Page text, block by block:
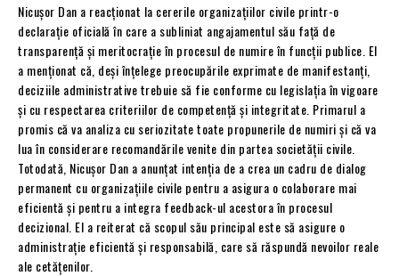
Nicușor Dan a reacționat la cererile organizațiilor civile printr-o
declarație oficială în care a subliniat angajamentul său față de
transparență și meritocrație în procesul de numire în funcții publice. El
a menționat că, deși înțelege preocupările exprimate de manifestanți,
deciziile administrative trebuie să fie conforme cu legislația în vigoare
și cu respectarea criteriilor de competență și integritate. Primarul a
promis că va analiza cu seriozitate toate propunerile de numiri și că va
lua în considerare recomandările venite din partea societății civile.
Totodată, Nicușor Dan a anunțat intenția de a crea un cadru de dialog
permanent cu organizațiile civile pentru a asigura o colaborare mai
eficientă și pentru a integra feedback-ul acestora în procesul
decizional. El a reiterat că scopul său principal este să asigure o
administrație eficientă și responsabilă, care să răspundă nevoilor reale
ale cetățenilor.